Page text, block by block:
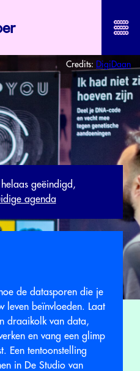
Credits: DigiDaan
geëindigd,
agenda
de datasporen die je
leven beïnvloeden. Laat
draaikolk van data,
en vang een glimp
Een tentoonstelling
in De Studio van